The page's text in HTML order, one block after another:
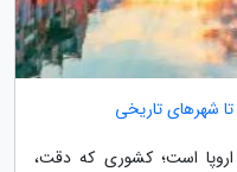
شهرهای تاریخی
است؛ کشوری که دقت،